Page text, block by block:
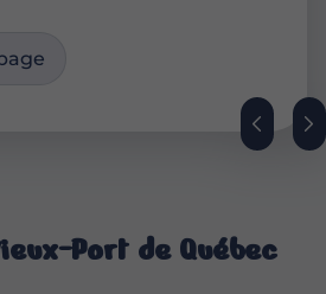
Port de Québec